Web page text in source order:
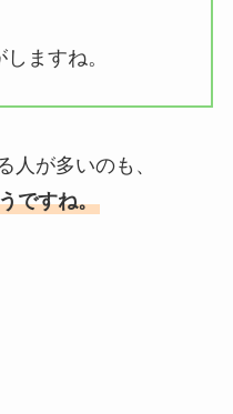
ますね。
人が多いのも、
ですね。